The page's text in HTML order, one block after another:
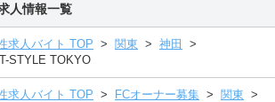
人情報一覧
求人バイト TOP > 関東 > 神田
>
T-STYLE TOKYO
求人バイト TOP > FCオーナー募集 > 関東 >